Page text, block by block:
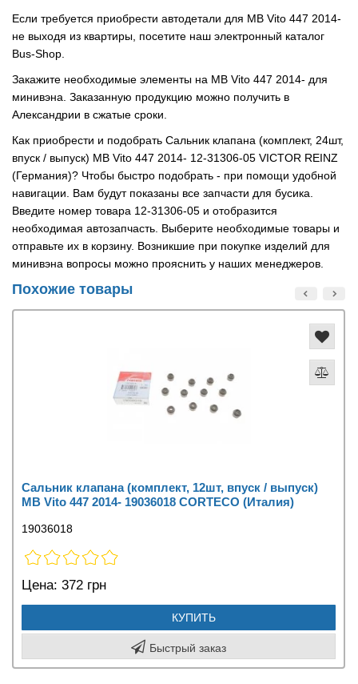
Если требуется приобрести автодетали для MB Vito 447 2014-
не выходя из квартиры, посетите наш электронный каталог
Bus-Shop.
Закажите необходимые элементы на MB Vito 447 2014- для
минивэна. Заказанную продукцию можно получить в
Александрии в сжатые сроки.
Как приобрести и подобрать Сальник клапана (комплект, 24шт,
впуск / выпуск) MB Vito 447 2014- 12-31306-05 VICTOR REINZ
(Германия)? Чтобы быстро подобрать - при помощи удобной
навигации. Вам будут показаны все запчасти для бусика.
Введите номер товара 12-31306-05 и отобразится
необходимая автозапчасть. Выберите необходимые товары и
отправьте их в корзину. Возникшие при покупке изделий для
минивэна вопросы можно прояснить у наших менеджеров.
Похожие товары
Сальник клапана (комплект, 12шт, впуск / выпуск)
MB Vito 447 2014- 19036018 CORTECO (Италия)
19036018
Цена: 372 грн
КУПИТЬ
Быстрый заказ